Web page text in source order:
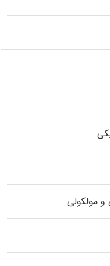
مولکولی